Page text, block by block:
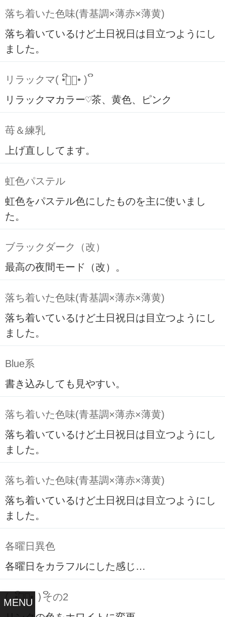
MENU
落ち着いた色味(青基調×薄赤×薄黄)
落ち着いているけど土日祝日は目立つようにし
ました。
リラックマ( ິ•ᆺ⃘• )ິ
リラックマカラー♡茶、黄色、ピンク
苺＆練乳
上げ直ししてます。
虹色パステル
虹色をパステル色にしたものを主に使いまし
た。
ブラックダーク（改）
最高の夜間モード（改）。
落ち着いた色味(青基調×薄赤×薄黄)
落ち着いているけど土日祝日は目立つようにし
ました。
Blue系
書き込みしても見やすい。
落ち着いた色味(青基調×薄赤×薄黄)
落ち着いているけど土日祝日は目立つようにし
ました。
落ち着いた色味(青基調×薄赤×薄黄)
落ち着いているけど土日祝日は目立つようにし
ました。
各曜日異色
各曜日をカラフルにした感じ…
( ິ•ᆺ⃘• )ິその2